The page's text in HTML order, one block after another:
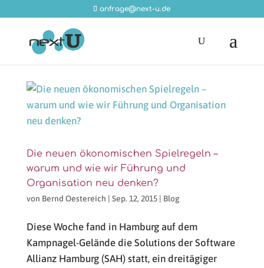
anfrage@next-u.de
Die neuen ökonomischen Spielregeln –
warum und wie wir Führung und
Organisation neu denken?
von Bernd Oestereich | Sep. 12, 2015| Blog
Diese Woche fand in Hamburg auf dem
Kampnagel-Gelände die Solutions der Software
Allianz Hamburg (SAH) statt, ein dreitägiger